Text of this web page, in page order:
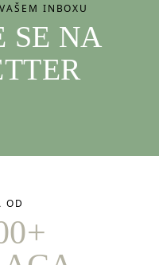
INBOXU
SE NA
OD